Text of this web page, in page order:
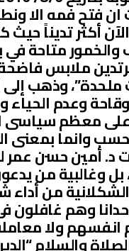
ان فتح فمه الا
أكثر تديناً
متاحة
ملابس فاضحة،
وذهب إلى
وعدم الحياء
معظم سياسى
وانما بمعنى
د. أمين حسن عمر
وغالبية من
الشكلانية من
وهم
ولا
والسلام